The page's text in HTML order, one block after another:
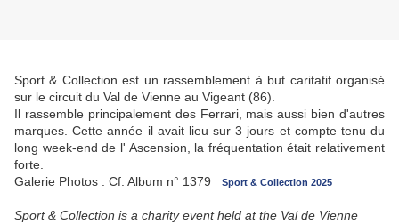
Sport & Collection est un rassemblement à but caritatif organisé
sur le circuit du Val de Vienne au Vigeant (86).
Il rassemble principalement des Ferrari, mais aussi bien d'autres
marques. Cette année il avait lieu sur 3 jours et compte tenu du
long week-end de l' Ascension, la fréquentation était relativement
forte.
Galerie Photos : Cf. Album n° 1379
Sport & Collection 2025
Sport & Collection is a charity event held at the Val de Vienne